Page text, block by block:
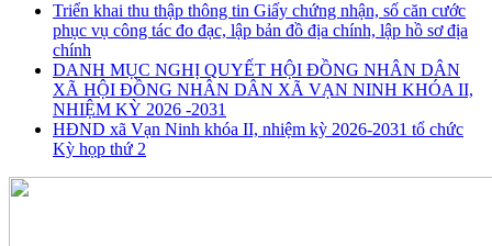
Triển khai thu thập thông tin Giấy chứng nhận, số căn cước
phục vụ công tác đo đạc, lập bản đồ địa chính, lập hồ sơ địa
chính
DANH MỤC NGHỊ QUYẾT HỘI ĐỒNG NHÂN DÂN
XÃ HỘI ĐỒNG NHÂN DÂN XÃ VẠN NINH KHÓA II,
NHIỆM KỲ 2026 -2031
HĐND xã Vạn Ninh khóa II, nhiệm kỳ 2026-2031 tổ chức
Kỳ họp thứ 2